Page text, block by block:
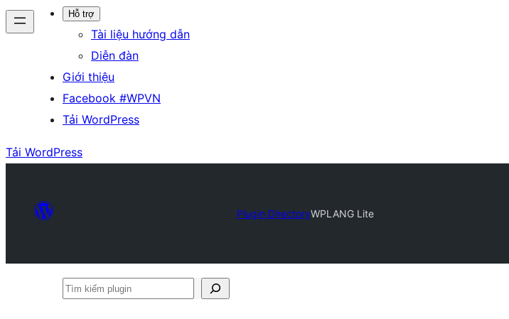
Hỗ trợ
Tài liệu hướng dẫn
Diễn đàn
Giới thiệu
Facebook #WPVN
Tải WordPress
Tải WordPress
Plugin DirectoryWPLANG Lite
Tìm